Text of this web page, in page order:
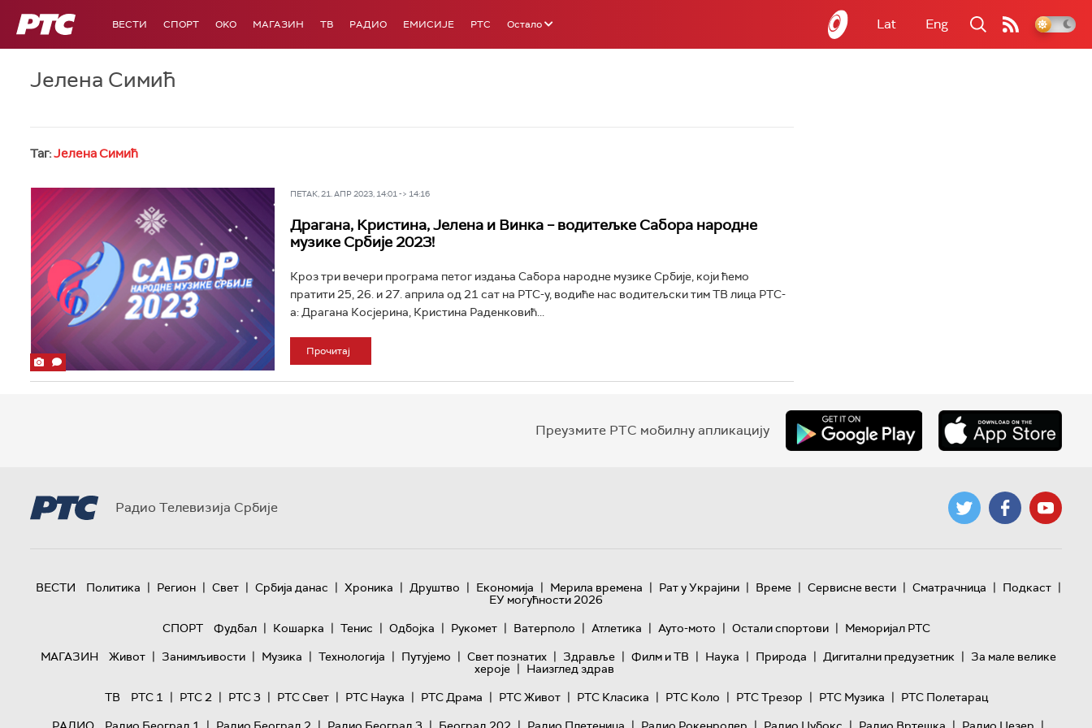
РТС ВЕСТИ СПОРТ OKO МАГАЗИН ТВ РАДИО ЕМИСИЈЕ РТС Остало Lat Eng
Јелена Симић
Таг:Јелена Симић
ПЕТАК, 21. АПР 2023, 14:01 -> 14:16
Драгана, Кристина, Јелена и Винка – водитељке Сабора народне
музике Србије 2023!
Кроз три вечери програма петог издања Сабора народне музике Србије, који ћемо
пратити 25, 26. и 27. априла од 21 сат на РТС-у, водиће нас водитељски тим ТВ лица РТС-
а: Драгана Косјерина, Кристина Раденковић...
Прочитај
Преузмите РТС мобилну апликацију
Радио Телевизија Србије
ВЕСТИ Политика | Регион | Свет | Србија данас | Хроника | Друштво | Економија | Мерила времена | Рат у Украјини | Време | Сервисне вести | Сматрачница | Подкаст |
ЕУ могућности 2026
СПОРТ
Фудбал | Кошарка | Тенис | Одбојка | Рукомет | Ватерполо | Атлетика | Ауто-мото | Остали спортови | Меморијал РТС
МАГАЗИН
Живот | Занимљивости | Музика | Технологијa | Путујемо | Свет познатих | Здравље | Филм и ТВ | Наука | Природа | Дигитални предузетник | За мале велике
хероје | Наизглед здрав
ТВ
РТС 1 | РТС 2 | РТС 3 | РТС Свет | РТС Наука | РТС Драма | РТС Живот | РТС Класика | РТС Коло | РТС Трезор | РТС Музика | РТС Полетарац